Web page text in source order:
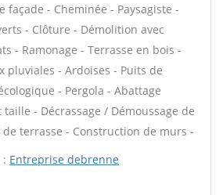
façade - Cheminée - Paysagiste -
- Clôture - Démolition avec
- Ramonage - Terrasse en bois -
pluviales - Ardoises - Puits de
- Pergola - Abattage
- Décrassage / Démoussage de
terrasse - Construction de murs -
Entreprise debrenne